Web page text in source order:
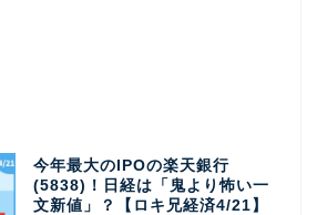
今年最大のIPOの楽天銀行
(5838)！日経は「鬼より怖い一
文新値」？【ロキ兄経済4/21】